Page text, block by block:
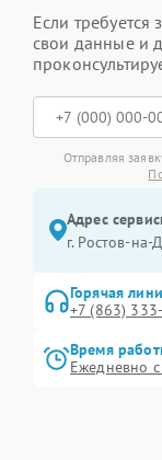
Если требуется
свои данные и
Отправляя
Адрес
г. Ростов-
Горячая
+7 (863)
Время
Ежедневно